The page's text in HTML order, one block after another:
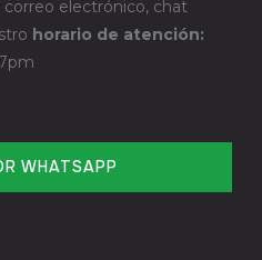
correo electrónico, chat
horario de atención:
WHATSAPP